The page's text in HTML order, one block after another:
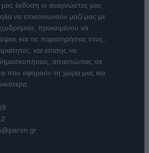
μας έκδοση οι αναγνώστες μας
να επικοινωνούν μαζί μας με
προκειμένου να
και τις παρατηρήσεις τους,
και επίσης να
απαντώντας σε
που αφορούν τη χώρα μας και